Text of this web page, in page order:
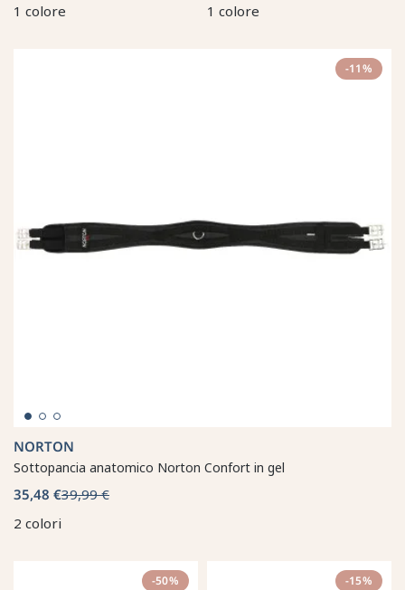
1 colore
1 colore
-11%
NORTON
Sottopancia anatomico Norton Confort in gel
35,48 €39,99 €
2 colori
-50% -15%